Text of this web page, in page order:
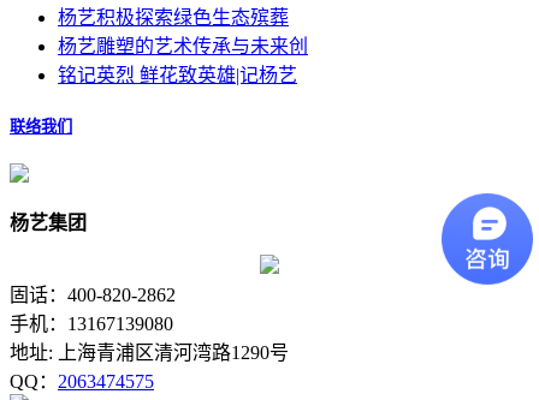
杨艺积极探索绿色生态殡葬
杨艺雕塑的艺术传承与未来创
铭记英烈 鲜花致英雄|记杨艺
联络我们
杨艺集团
固话：400-820-2862
手机：13167139080
地址: 上海青浦区清河湾路1290号
QQ： 2063474575